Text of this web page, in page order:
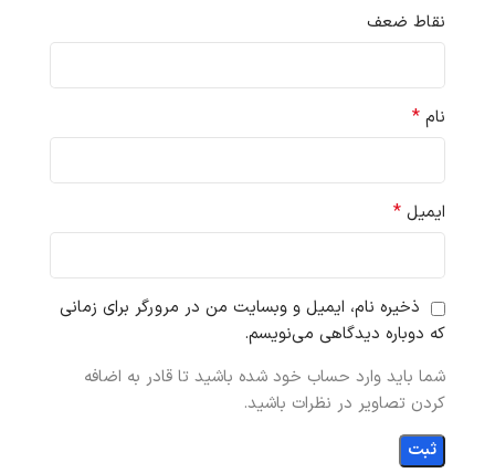
نقاط ضعف
نام *
ایمیل *
ذخیره نام، ایمیل و وبسایت من در مرورگر برای زمانی
که دوباره دیدگاهی می‌نویسم.
شما باید وارد حساب خود شده باشید تا قادر به اضافه
کردن تصاویر در نظرات باشید.